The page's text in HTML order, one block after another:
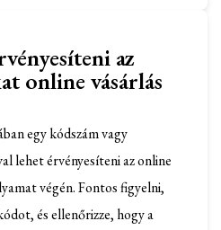
az
online vásárlás
egy kódszám vagy
lehet érvényesíteni az online
végén. Fontos figyelni,
és ellenőrizze, hogy a